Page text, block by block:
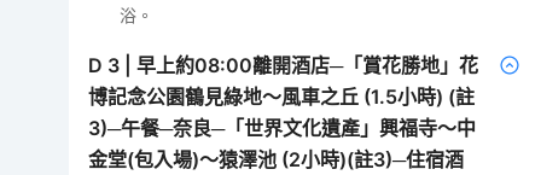
浴。
D 3 |早上約08:00離開酒店─「賞花勝地」花
博記念公園鶴見綠地～風車之丘 (1.5小時) (註
3)─午餐─奈良─「世界文化遺產」興福寺～中
金堂(包入場)～猿澤池 (2小時)(註3)─住宿酒